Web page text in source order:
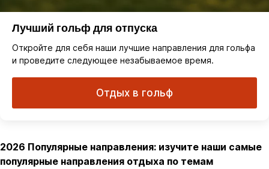
Лучший гольф для отпуска
Откройте для себя наши лучшие направления для гольфа
и проведите следующее незабываемое время.
Отдых в гольф
2026 Популярные направления: изучите наши самые
популярные направления отдыха по темам